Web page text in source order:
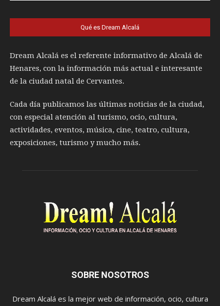
Qué es Dream Alcalá
Dream Alcalá es el referente informativo de Alcalá de
Henares, con la información más actual e interesante
de la ciudad natal de Cervantes.
Cada día publicamos las últimas noticias de la ciudad,
con especial atención al turismo, ocio, cultura,
actividades, eventos, música, cine, teatro, cultura,
exposiciones, turismo y mucho más.
SOBRE NOSOTROS
Dream Alcalá es la mejor web de información, ocio, cultura